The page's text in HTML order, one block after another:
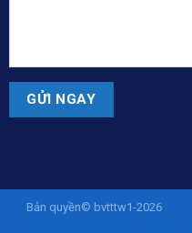
Bản quyền© bvtttw1-2026